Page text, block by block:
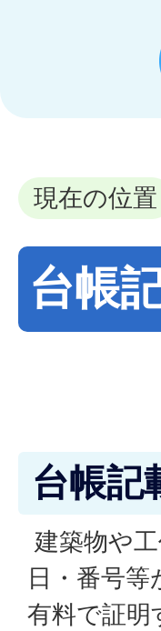
現在の位置
台帳
台帳記
建築物や
日・番号
有料で証明